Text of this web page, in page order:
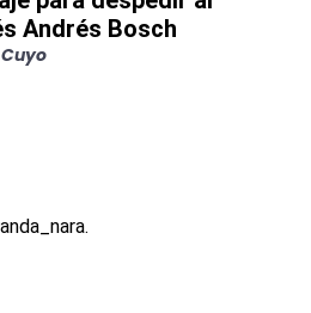
Andrés Bosch